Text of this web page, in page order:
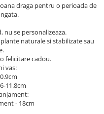
draga pentru o perioada de
nu se personalizeaza.
naturale si stabilizate sau
felicitare cadou.
vas:
11.8cm
- 18cm